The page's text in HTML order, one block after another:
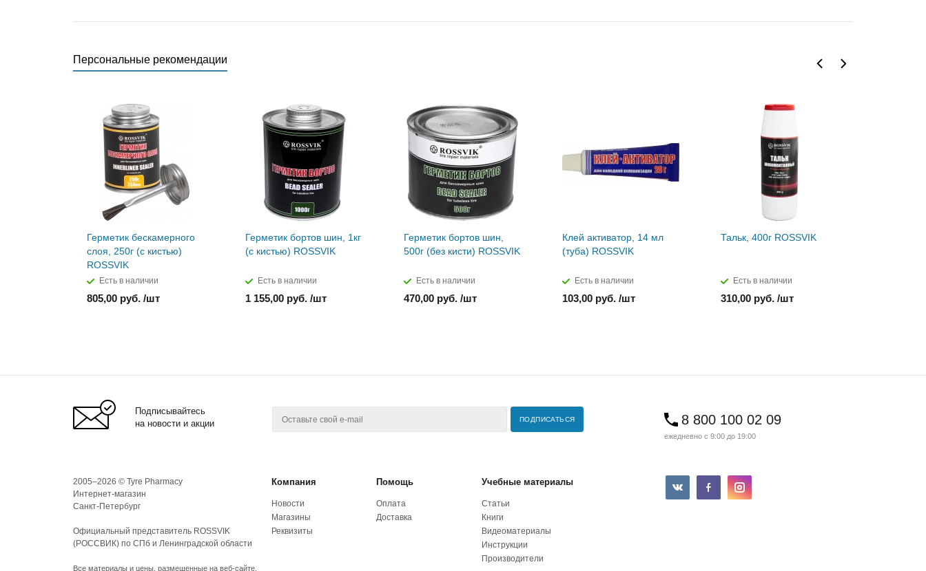
Персональные рекомендации
Герметик бескамерного
слоя, 250г (с кистью)
ROSSVIK
Есть в наличии
805,00 руб. /шт
Герметик бортов шин, 1кг
(с кистью) ROSSVIK
Есть в наличии
1 155,00 руб. /шт
Герметик бортов шин,
500г (без кисти) ROSSVIK
Есть в наличии
470,00 руб. /шт
Клей активатор, 14 мл
(туба) ROSSVIK
Есть в наличии
103,00 руб. /шт
Тальк, 400г ROSSVIK
Есть в наличии
310,00 руб. /шт
Подписывайтесь
на новости и акции
8 800 100 02 09
ежедневно с 9:00 до 19:00
2005–2026 © Tyre Pharmacy
Интернет-магазин
Санкт-Петербург
Официальный представитель ROSSVIK
(РОССВИК) по СПб и Ленинградской области
Все материалы и цены, размещенные на веб-сайте,
Компания Помощь Учебные материалы
Новости
Магазины
Реквизиты
Оплата
Доставка
Статьи
Книги
Видеоматериалы
Инструкции
Производители